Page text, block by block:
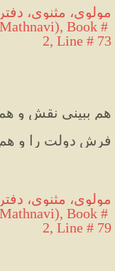
مولوی، مثنوی، دفتر
Book #
2, Line # 73
هم ببینی نقش و هم
فرش دولت را و
مولوی، مثنوی، دفتر
Book #
2, Line # 79